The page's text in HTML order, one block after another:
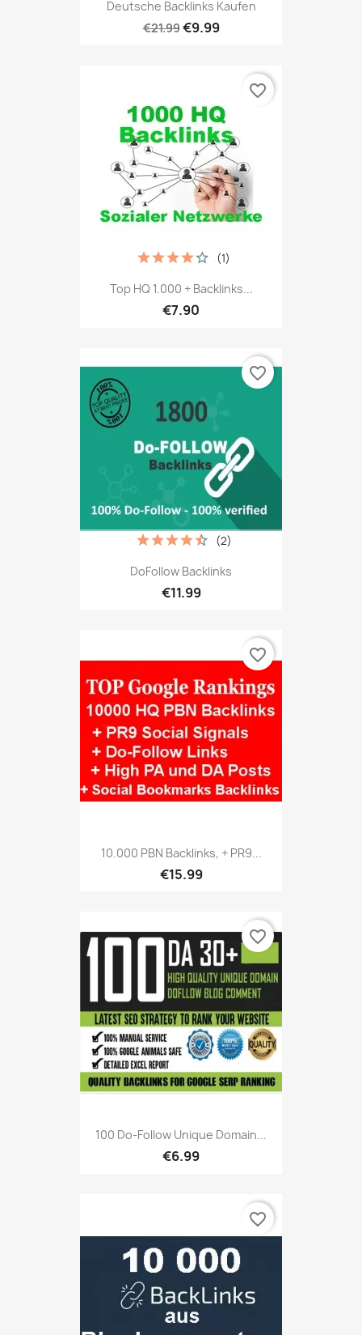
Deutsche Backlinks Kaufen
€21.99€9.99
Top HQ 1.000 + Backlinks...
€7.90
(1)
favorite_border
DoFollow Backlinks
€11.99
(2)
favorite_border
10.000 PBN Backlinks, + PR9...
€15.99
favorite_border
100 Do-Follow Unique Domain...
€6.99
favorite_border
favorite_border